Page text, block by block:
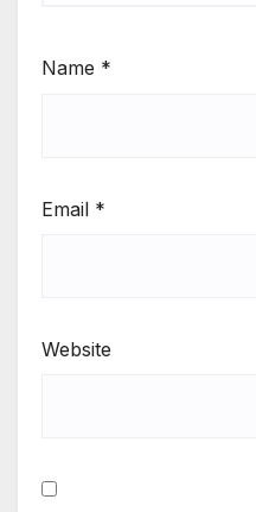
Name *
Email *
Website